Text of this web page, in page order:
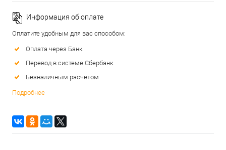
Информация об оплате
Оплатите удобным для вас способом:
Оплата через Банк
Перевод в системе Сбербанк
Безналичным расчетом
Подробнее